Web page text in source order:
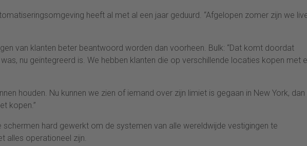
heeft al met al een jaar geduurd. “Afgelopen zomer zijn we
van klanten beter beantwoord worden dan voorheen. Bulk: “Dat komt doordat
nu geïntegreerd is. We hebben klanten die op verschillende locaties kopen met
houden. Nu kunnen we zien of iemand over zijn limiet is gegaan in New York, dan
kopen.”
hard gewerkt om de systemen van alle wereldwijde vestigingen te
alles operationeel zijn.